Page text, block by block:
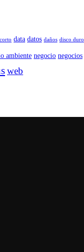
corto data datos daños disco duro
ambiente negocio negocios
web